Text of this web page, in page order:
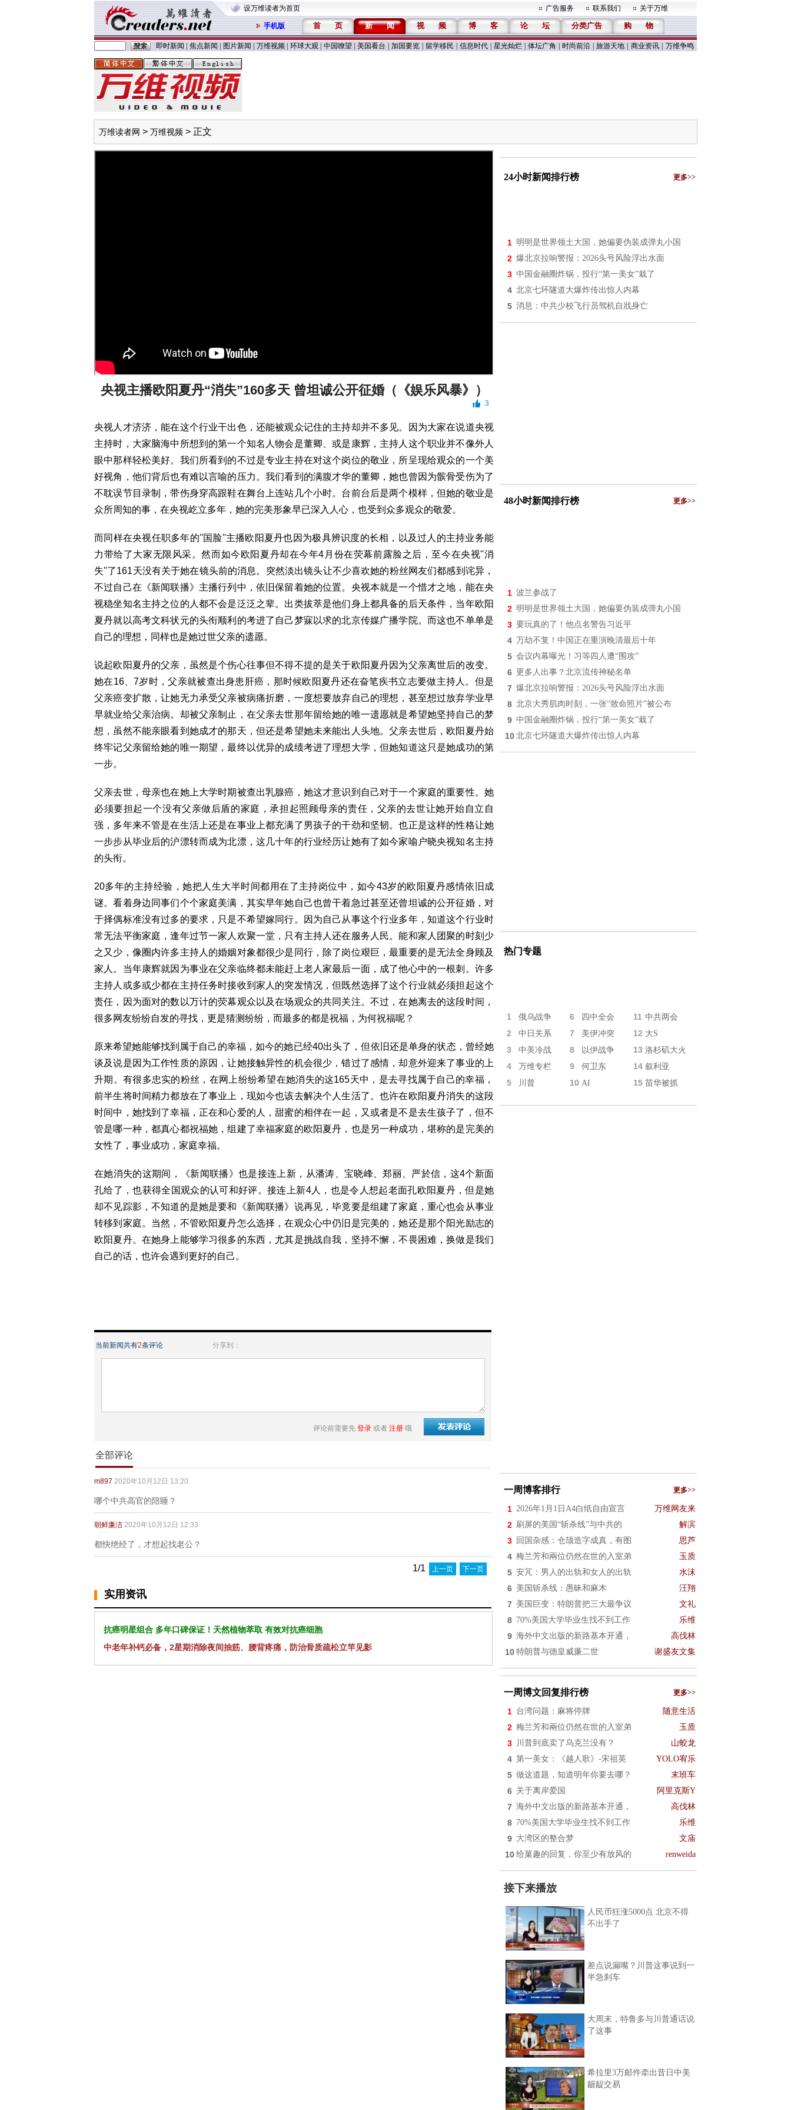
设万维读者为首页 广告服务 联系我们 关于万维
手机版 首 页 新 闻 视 频 博 客 论 坛 分类广告 购 物
即时新闻 焦点新闻 图片新闻 万维视频 环球大观 中国嘹望 美国看台 加国要览 留学移民 信息时代 星光灿烂 体坛广角 时尚前沿 旅游天地 商业资讯 万维争鸣
万维读者网 > 万维视频 > 正文
央视主播欧阳夏丹“消失”160多天 曾坦诚公开征婚（《娱乐风暴》）
3
央视人才济济，能在这个行业干出色，还能被观众记住的主持却并不多见。因为大家在说道央视
主持时，大家脑海中所想到的第一个知名人物会是董卿、或是康辉，主持人这个职业并不像外人
眼中那样轻松美好。我们所看到的不过是专业主持在对这个岗位的敬业，所呈现给观众的一个美
好视角，他们背后也有难以言喻的压力。我们看到的满腹才华的董卿，她也曾因为髌骨受伤为了
不耽误节目录制，带伤身穿高跟鞋在舞台上连站几个小时。台前台后是两个模样，但她的敬业是
众所周知的事，在央视屹立多年，她的完美形象早已深入人心，也受到众多观众的敬爱。
而同样在央视任职多年的''国脸''主播欧阳夏丹也因为极具辨识度的长相，以及过人的主持业务能
力带给了大家无限风采。然而如今欧阳夏丹却在今年4月份在荧幕前露脸之后，至今在央视''消
失''了161天没有关于她在镜头前的消息。突然淡出镜头让不少喜欢她的粉丝网友们都感到诧异，
不过自己在《新闻联播》主播行列中，依旧保留着她的位置。央视本就是一个惜才之地，能在央
视稳坐知名主持之位的人都不会是泛泛之辈。出类拔萃是他们身上都具备的后天条件，当年欧阳
夏丹就以高考文科状元的头衔顺利的考进了自己梦寐以求的北京传媒广播学院。而这也不单单是
自己的理想，同样也是她过世父亲的遗愿。
说起欧阳夏丹的父亲，虽然是个伤心往事但不得不提的是关于欧阳夏丹因为父亲离世后的改变。
她在16、7岁时，父亲就被查出身患肝癌，那时候欧阳夏丹还在奋笔疾书立志要做主持人。但是
父亲癌变扩散，让她无力承受父亲被病痛折磨，一度想要放弃自己的理想，甚至想过放弃学业早
早就业给父亲治病。却被父亲制止，在父亲去世那年留给她的唯一遗愿就是希望她坚持自己的梦
想，虽然不能亲眼看到她成才的那天，但还是希望她未来能出人头地。父亲去世后，欧阳夏丹始
终牢记父亲留给她的唯一期望，最终以优异的成绩考进了理想大学，但她知道这只是她成功的第
一步。
父亲去世，母亲也在她上大学时期被查出乳腺癌，她这才意识到自己对于一个家庭的重要性。她
必须要担起一个没有父亲做后盾的家庭，承担起照顾母亲的责任，父亲的去世让她开始自立自
强，多年来不管是在生活上还是在事业上都充满了男孩子的干劲和坚韧。也正是这样的性格让她
一步步从毕业后的沪漂转而成为北漂，这几十年的行业经历让她有了如今家喻户晓央视知名主持
的头衔。
20多年的主持经验，她把人生大半时间都用在了主持岗位中，如今43岁的欧阳夏丹感情依旧成
谜。看着身边同事们个个家庭美满，其实早年她自己也曾干着急过甚至还曾坦诚的公开征婚，对
于择偶标准没有过多的要求，只是不希望嫁同行。因为自己从事这个行业多年，知道这个行业时
常无法平衡家庭，逢年过节一家人欢聚一堂，只有主持人还在服务人民。能和家人团聚的时刻少
之又少，像圈内许多主持人的婚姻对象都很少是同行，除了岗位艰巨，最重要的是无法全身顾及
家人。当年康辉就因为事业在父亲临终都未能赶上老人家最后一面，成了他心中的一根刺。许多
主持人或多或少都在主持任务时接收到家人的突发情况，但既然选择了这个行业就必须担起这个
责任，因为面对的数以万计的荧幕观众以及在场观众的共同关注。不过，在她离去的这段时间，
很多网友纷纷自发的寻找，更是猜测纷纷，而最多的都是祝福，为何祝福呢？
原来希望她能够找到属于自己的幸福，如今的她已经40出头了，但依旧还是单身的状态，曾经她
谈及说是因为工作性质的原因，让她接触异性的机会很少，错过了感情，却意外迎来了事业的上
升期。有很多忠实的粉丝，在网上纷纷希望在她消失的这165天中，是去寻找属于自己的幸福，
前半生将时间精力都放在了事业上，现如今也该去解决个人生活了。也许在欧阳夏丹消失的这段
时间中，她找到了幸福，正在和心爱的人，甜蜜的相伴在一起，又或者是不是去生孩子了，但不
管是哪一种，都真心都祝福她，组建了幸福家庭的欧阳夏丹，也是另一种成功，堪称的是完美的
女性了，事业成功，家庭幸福。
在她消失的这期间，《新闻联播》也是接连上新，从潘涛、宝晓峰、郑丽、严於信，这4个新面
孔给了，也获得全国观众的认可和好评。接连上新4人，也是令人想起老面孔欧阳夏丹，但是她
却不见踪影，不知道的是她是要和《新闻联播》说再见，毕竟要是组建了家庭，重心也会从事业
转移到家庭。当然，不管欧阳夏丹怎么选择，在观众心中仍旧是完美的，她还是那个阳光励志的
欧阳夏丹。在她身上能够学习很多的东西，尤其是挑战自我，坚持不懈，不畏困难，换做是我们
自己的话，也许会遇到更好的自己。
当前新闻共有2条评论 分享到：
评论前需要先 登录 或者 注册 哦
全部评论
m897 2020年10月12日 13:20
哪个中共高官的陪睡？
朝鲜廉洁 2020年10月12日 12:33
都快绝经了，才想起找老公？
1/1 上一页 下一页
实用资讯
抗癌明星组合 多年口碑保证！天然植物萃取 有效对抗癌细胞
中老年补钙必备，2星期消除夜间抽筋、腰背疼痛，防治骨质疏松立竿见影
24小时新闻排行榜 更多>>
1 明明是世界领土大国，她偏要伪装成弹丸小国
2 爆北京拉响警报：2026头号风险浮出水面
3 中国金融圈炸锅，投行“第一美女”栽了
4 北京七环隧道大爆炸传出惊人内幕
5 消息：中共少校飞行员驾机自戕身亡
48小时新闻排行榜 更多>>
1 波兰参战了
2 明明是世界领土大国，她偏要伪装成弹丸小国
3 要玩真的了！他点名警告习近平
4 万劫不复！中国正在重演晚清最后十年
5 会议内幕曝光！习等四人遭“围攻”
6 更多人出事？北京流传神秘名单
7 爆北京拉响警报：2026头号风险浮出水面
8 北京大秀肌肉时刻，一张“致命照片”被公布
9 中国金融圈炸锅，投行“第一美女”栽了
10 北京七环隧道大爆炸传出惊人内幕
热门专题
1 俄乌战争 6 四中全会 11 中共两会
2 中日关系 7 美伊冲突 12 大S
3 中美冷战 8 以伊战争 13 洛杉矶大火
4 万维专栏 9 何卫东 14 叙利亚
5 川普 10 AI 15 苗华被抓
一周博客排行 更多>>
1 2026年1月1日A4白纸自由宣言 万维网友来
2 刷屏的美国“斩杀线”与中共的 解滨
3 回国杂感：仓颉造字成真，有图 思芦
4 梅兰芳和兩位仍然在世的入室弟 玉质
5 安芃：男人的出轨和女人的出轨 水沫
6 美国斩杀线：愚昧和麻木 汪翔
7 美国巨变：特朗普把三大最争议 文礼
8 70%美国大学毕业生找不到工作 乐维
9 海外中文出版的新路基本开通， 高伐林
10 特朗普与德皇威廉二世 谢盛友文集
一周博文回复排行榜 更多>>
1 台湾问题：麻将停牌 随意生活
2 梅兰芳和兩位仍然在世的入室弟 玉质
3 川普到底卖了乌克兰没有？ 山蛟龙
4 第一美女：《越人歌》-宋祖英 YOLO宥乐
5 做这道题，知道明年你要去哪？ 末班车
6 关于离岸爱国 阿里克斯Y
7 海外中文出版的新路基本开通， 高伐林
8 70%美国大学毕业生找不到工作 乐维
9 大湾区的整合梦 文庙
10 给菓趣的回复，你至少有放风的 renweida
接下来播放
人民币狂涨5000点 北京不得
不出手了
差点说漏嘴？川普这事说到一
半急刹车
大周末，特鲁多与川普通话说
了这事
希拉里3万邮件牵出昔日中美
龌龊交易